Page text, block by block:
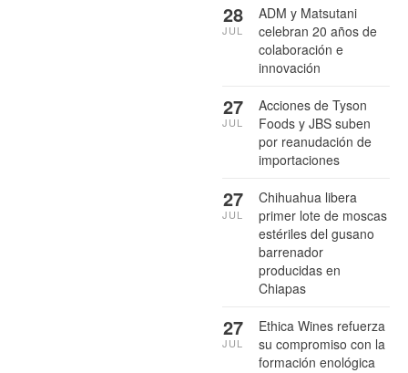
ADM y Matsutani
celebran 20 años de
colaboración e
innovación
28
JUL
Acciones de Tyson
Foods y JBS suben
por reanudación de
importaciones
27
JUL
Chihuahua libera
primer lote de moscas
estériles del gusano
barrenador
producidas en
Chiapas
27
JUL
Ethica Wines refuerza
su compromiso con la
formación enológica
27
JUL